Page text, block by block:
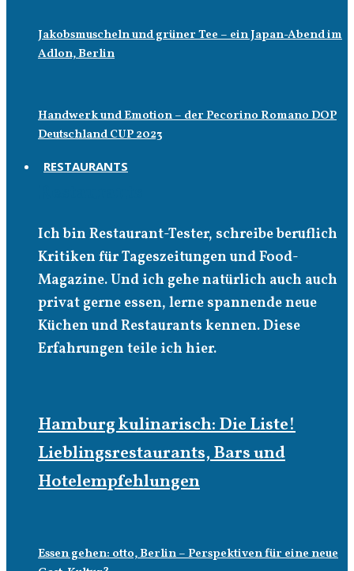
Jakobsmuscheln und grüner Tee – ein Japan-Abend im
Adlon, Berlin
Handwerk und Emotion – der Pecorino Romano DOP
Deutschland CUP 2023
RESTAURANTS
Ich bin Restaurant-Tester, schreibe beruflich
Kritiken für Tageszeitungen und Food-
Magazine. Und ich gehe natürlich auch auch
privat gerne essen, lerne spannende neue
Küchen und Restaurants kennen. Diese
Erfahrungen teile ich hier.
Hamburg kulinarisch: Die Liste!
Lieblingsrestaurants, Bars und
Hotelempfehlungen
Essen gehen: otto, Berlin – Perspektiven für eine neue